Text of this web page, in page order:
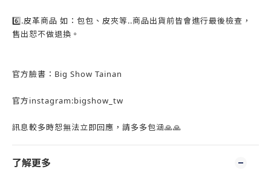
6️⃣.皮革商品 如：包包、皮夾等..商品出貨前皆會進行最後檢查，
售出恕不做退換。
官方臉書：Big Show Tainan
官方instagram:bigshow_tw
訊息較多時恕無法立即回應，請多多包涵🙏🙏
了解更多